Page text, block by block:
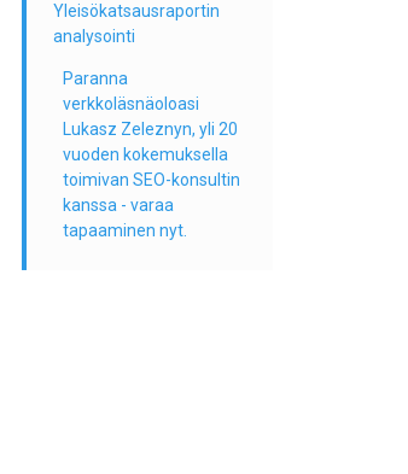
Yleisökatsausraportin
analysointi
Paranna
verkkoläsnäoloasi
Lukasz Zeleznyn, yli 20
vuoden kokemuksella
toimivan SEO-konsultin
kanssa - varaa
tapaaminen nyt.